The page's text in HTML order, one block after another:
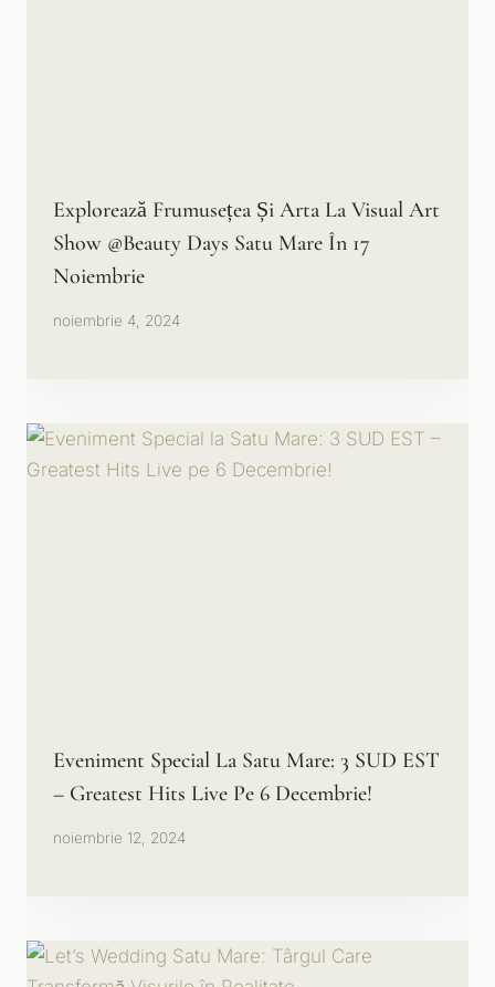
Explorează Frumusețea Și Arta La Visual Art
Show @Beauty Days Satu Mare În 17
Noiembrie
noiembrie 4, 2024
Eveniment Special La Satu Mare: 3 SUD EST
– Greatest Hits Live Pe 6 Decembrie!
noiembrie 12, 2024